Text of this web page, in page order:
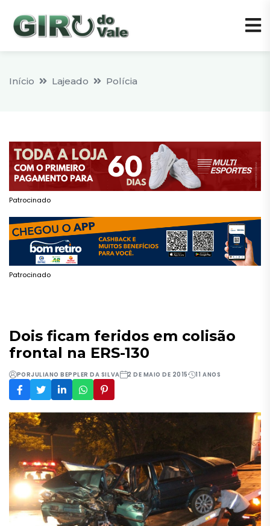
Início Lajeado Polícia
Patrocinado
Patrocinado
Dois ficam feridos em colisão
frontal na ERS-130
PORJULIANO BEPPLER DA SILVA 2 DE MAIO DE 2015 11 ANOS